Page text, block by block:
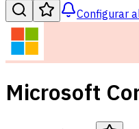
Configurar
Microsoft